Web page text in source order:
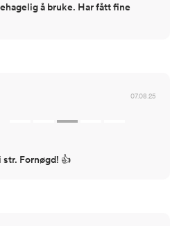
å bruke. Har fått fine
07.08.25
str. Fornøgd! 👍